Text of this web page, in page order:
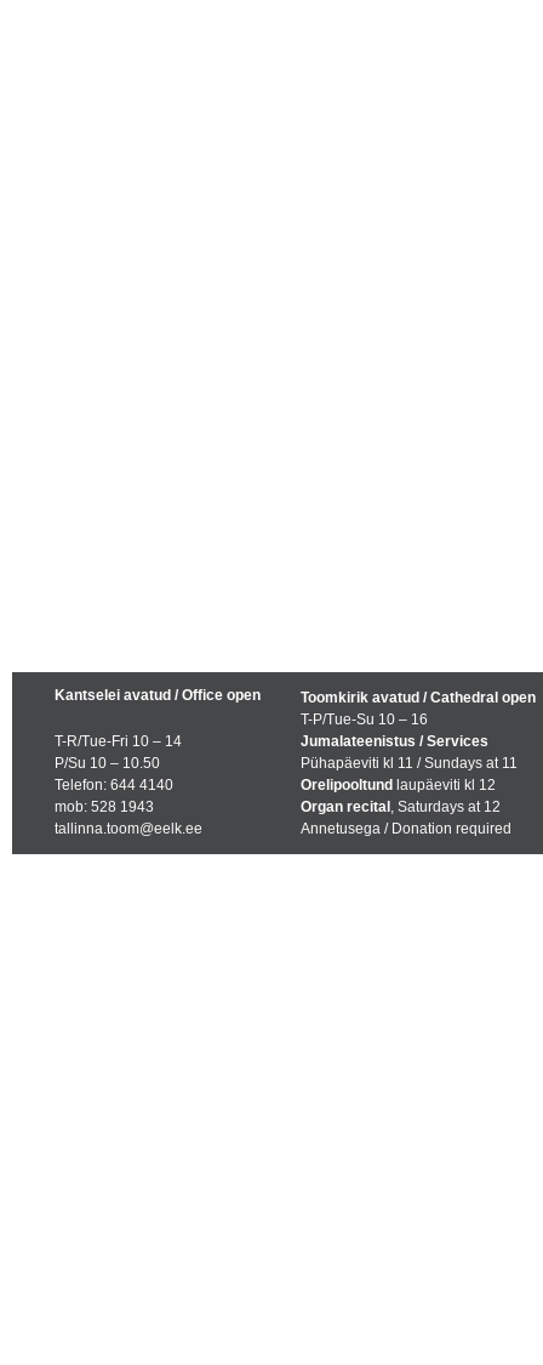
Kantselei avatud / Office open
T-R/Tue-Fri 10 – 14
P/Su 10 – 10.50
Telefon: 644 4140
mob: 528 1943
tallinna.toom@eelk.ee
Toomkirik avatud / Cathedral open
T-P/Tue-Su 10 – 16
Jumalateenistus / Services
Pühapäeviti kl 11 / Sundays at 11
Orelipooltund laupäeviti kl 12
Organ recital , Saturdays at 12
Annetusega / Donation required